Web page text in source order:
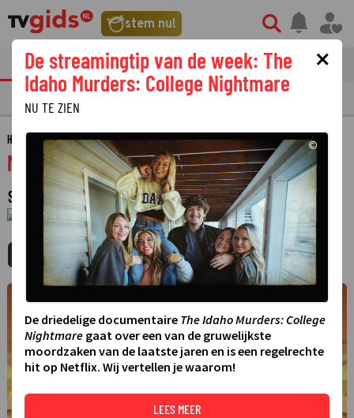
stem nu!
tvgids streaming nieuws
PRIMETIME GEMIST
HOME GIDS MAX GEHEUGENTRAINER
MAX geheugentrainer
SPEL
1 JANUARI 1970 01:00 - 01:00
MIJNGIDS AGENDA DELEN
×
De streamingtip van de week: The
Idaho Murders: College Nightmare
NU TE ZIEN
©
De driedelige documentaire The Idaho Murders: College
Nightmare gaat over een van de gruwelijkste
moordzaken van de laatste jaren en is een regelrechte
hit op Netflix. Wij vertellen je waarom!
LEES MEER